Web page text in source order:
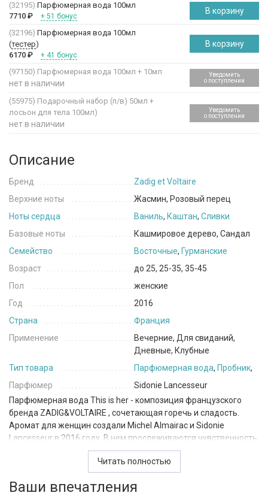
(32195) Парфюмерная вода 100мл
7710 ₽ + 51 бонус
В корзину
(32196) Парфюмерная вода 100мл
(тестер)
6170 ₽ + 41 бонус
В корзину
(97150) Парфюмерная вода 100мл + 10мл
нет в наличии
Уведомить
о поступлении
(55975) Подарочный набор (п/в) 50мл +
лосьон для тела 100мл)
нет в наличии
Уведомить
о поступлении
Описание
Бренд
Zadig et Voltaire
Верхние ноты
Жасмин, Розовый перец
Ноты сердца
Ваниль, Каштан, Сливки
Базовые ноты
Кашмировое дерево, Сандал
Семейство
Восточные, Гурманские
Возраст
до 25, 25-35, 35-45
Пол
женские
Год
2016
Страна
Франция
Применение
Вечерние, Для свиданий,
Дневные, Клубные
Тип товара
Парфюмерная вода, Пробник,
Парфюмер
Sidonie Lancesseur
Парфюмерная вода This is her - композиция французского
бренда ZADIG&VOLTAIRE , сочетающая горечь и сладость.
Аромат для женщин создали Michel Almairac и Sidonie
Lancesseur в 2016 году. В нем прослеживаются чувственность,
нежность и нотки шарма.
Женский французский парфюм This is her принадлежит к
группе восточных ароматов. Композиция органично
Читать полностью
Ваши впечатления